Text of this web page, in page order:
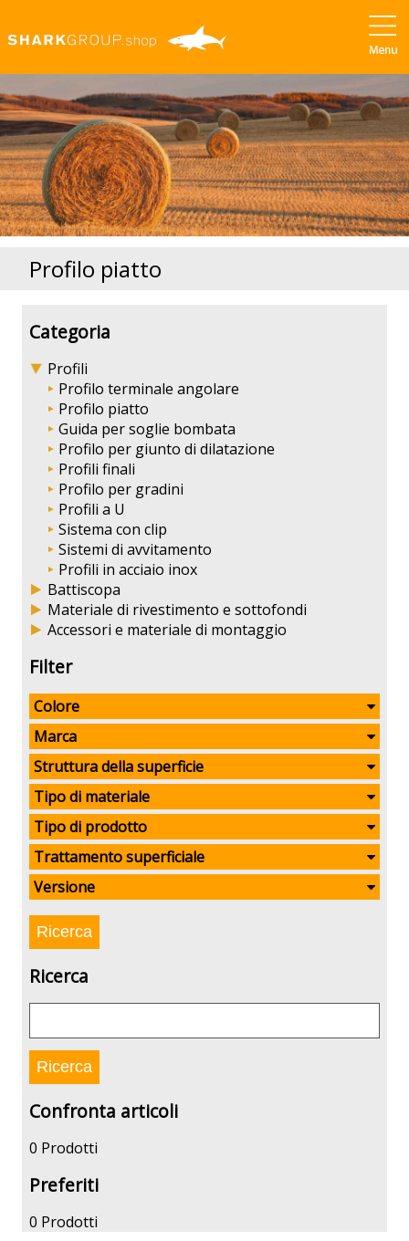
Profilo piatto
Categoria
Profili
Profilo terminale angolare
Profilo piatto
Guida per soglie bombata
Profilo per giunto di dilatazione
Profili finali
Profilo per gradini
Profili a U
Sistema con clip
Sistemi di avvitamento
Profili in acciaio inox
Battiscopa
Materiale di rivestimento e sottofondi
Accessori e materiale di montaggio
Filter
Colore
Marca
Struttura della superficie
Tipo di materiale
Tipo di prodotto
Trattamento superficiale
Versione
Ricerca
Confronta articoli
0 Prodotti
Preferiti
0 Prodotti